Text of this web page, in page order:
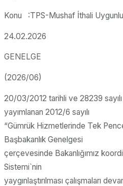
Konu :TPS-Mushaf İthali
24.02.2026
GENELGE
(2026/06)
20/03/2012 tarihli ve 28239
yayımlanan 2012/6 sayılı
“Gümrük Hizmetlerinde Tek
Başbakanlık Genelgesi
çerçevesinde Bakanlığımız
Sistemi`nin
yaygınlaştırılması çalışmaları